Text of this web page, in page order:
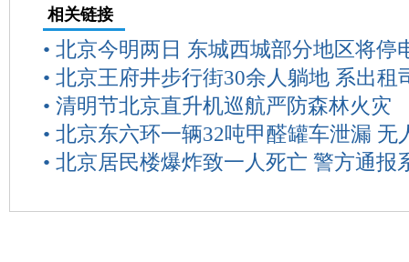
相关链接
• 北京今明两日 东城西城部分地区将停
• 北京王府井步行街30余人躺地 系出租
• 清明节北京直升机巡航严防森林火灾
• 北京东六环一辆32吨甲醛罐车泄漏 无
• 北京居民楼爆炸致一人死亡 警方通报